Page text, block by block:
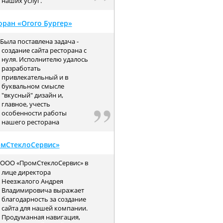
«Огого Бургер»
Была поставлена задача -
создание сайта ресторана с
нуля. Исполнителю удалось
разработать
привлекательный и в
буквальном смысле
"вкусный" дизайн и,
главное, учесть
особенности работы
нашего ресторана
ООО «ПромСтеклоСервис» в
лице директора
Неезжалого Андрея
Владимировича выражает
благодарность за создание
сайта для нашей компании.
Продуманная навигация,